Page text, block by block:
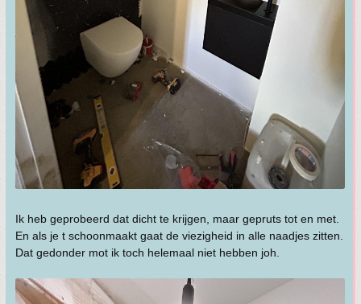
Ik heb geprobeerd dat dicht te krijgen, maar gepruts tot en met.
En als je t schoonmaakt gaat de viezigheid in alle naadjes zitten.
Dat gedonder mot ik toch helemaal niet hebben joh.